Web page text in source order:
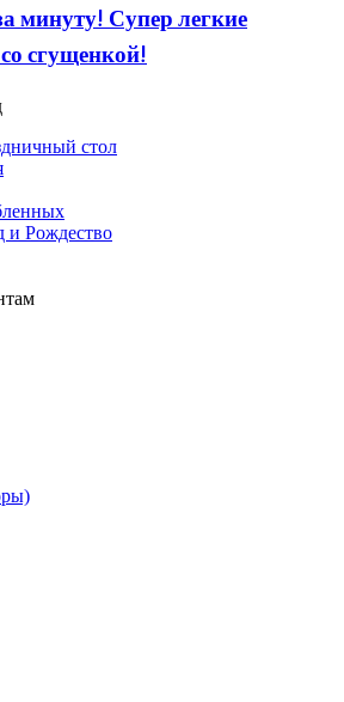
минуту! Супер легкие
сгущенкой!
стол
и Рождество